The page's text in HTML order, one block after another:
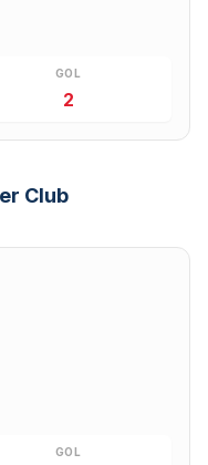
GOL
2
Club
GOL